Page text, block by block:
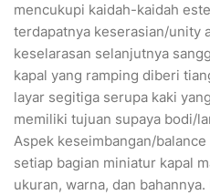
mencukupi kaidah-kaidah
terdapatnya keserasian/unity
keselarasan selanjutnya
kapal yang ramping diberi
layar segitiga serupa kaki
memiliki tujuan supaya bodi/
Aspek keseimbangan/
setiap bagian miniatur kapal
ukuran, warna, dan